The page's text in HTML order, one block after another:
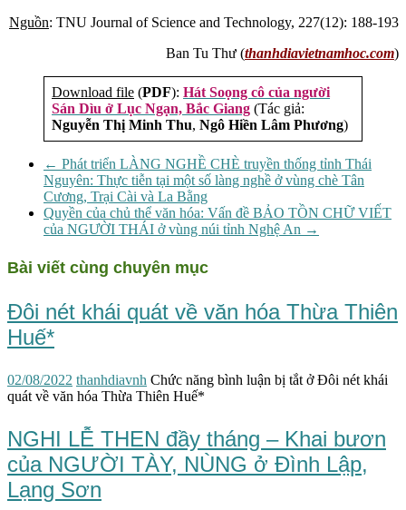
Nguồn: TNU Journal of Science and Technology, 227(12): 188-193
Ban Tu Thư (thanhdiavietnamhoc.com)
Download file (PDF): Hát Soọng cô của người
Sán Dìu ở Lục Ngạn, Bắc Giang (Tác giả:
Nguyễn Thị Minh Thu, Ngô Hiền Lâm Phương)
← Phát triển LÀNG NGHỀ CHÈ truyền thống tỉnh Thái
Nguyên: Thực tiễn tại một số làng nghề ở vùng chè Tân
Cương, Trại Cài và La Bằng
Quyền của chủ thể văn hóa: Vấn đề BẢO TỒN CHỮ VIẾT
của NGƯỜI THÁI ở vùng núi tỉnh Nghệ An →
Bài viết cùng chuyên mục
Đôi nét khái quát về văn hóa Thừa Thiên
Huế*
02/08/2022 thanhdiavnh Chức năng bình luận bị tắtở Đôi nét khái
quát về văn hóa Thừa Thiên Huế*
NGHI LỄ THEN đầy tháng – Khai bươn
của NGƯỜI TÀY, NÙNG ở Đình Lập,
Lạng Sơn